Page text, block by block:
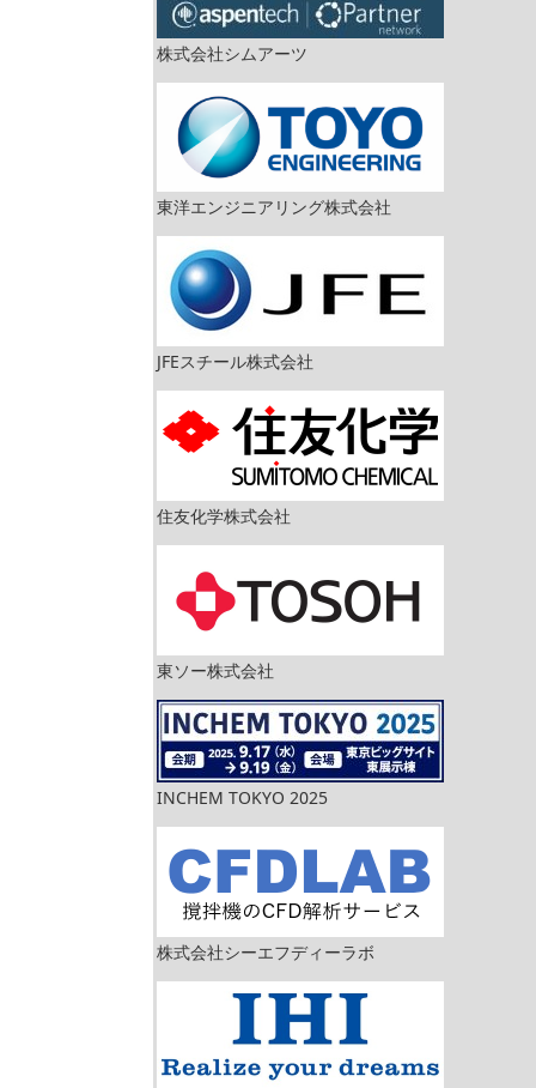
株式会社シムアーツ
東洋エンジニアリング株式会社
JFEスチール株式会社
住友化学株式会社
東ソー株式会社
INCHEM TOKYO 2025
株式会社シーエフディーラボ